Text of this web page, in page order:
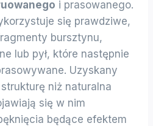
i prasowanego.
się prawdziwe,
bursztynu,
lub pył, które następnie
Uzyskany
niż naturalna
się w nim
będące efektem